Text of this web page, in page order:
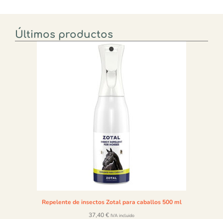
Últimos productos
Repelente de insectos Zotal para caballos 500 ml
37,40€ IVA incluido